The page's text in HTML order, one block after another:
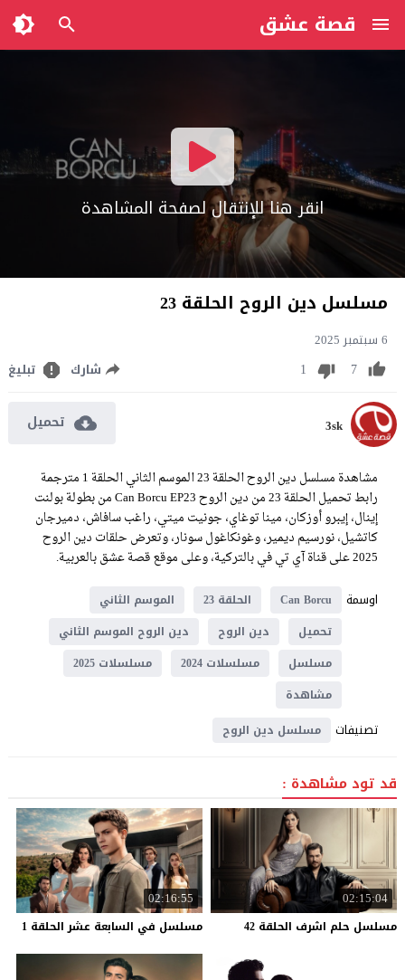
قصة عشق
انقر هنا للإنتقال لصفحة المشاهدة
مسلسل دين الروح الحلقة 23
6 سبتمبر 2025
7
1 شارك تبليغ
3sk تحميل
مشاهدة مسلسل دين الروح الحلقة 23 الموسم الثاني الحلقة 1 مترجمة
رابط تحميل الحلقة 23 من دين الروح Can Borcu EP23 من بطولة بولنت
إينال، إيبرو أوزكان، مينا توغاي، جونيت ميتي، راغب سافاش، دميرجان
كاتشيل، نورسيم ديمير، وغونكاغول سونار، وتعرض حلقات دين الروح
2025 على قناة آي تي في بالتركية، وعلى موقع قصة عشق بالعربية.
اوسمة
Can Borcu الحلقة 23
الموسم الثاني
تحميل
دين الروح
دين الروح الموسم الثاني
مسلسل
مسلسلات 2024
مسلسلات 2025
مشاهدة
تصنيفات مسلسل دين الروح
قد تود مشاهدة :
02:15:04
مسلسل حلم اشرف الحلقة 42
02:16:55
مسلسل في السابعة عشر الحلقة 1